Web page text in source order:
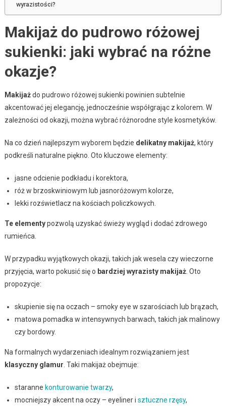
wyrazistości?
Makijaż do pudrowo różowej
sukienki: jaki wybrać na różne
okazje?
Makijażdo pudrowo różowej sukienki powinien subtelnie
akcentować jej elegancję, jednocześnie współgrając z kolorem. W
zależności od okazji, można wybrać różnorodne style kosmetyków.
Na co dzień najlepszym wyborem będzie delikatny makijaż, który
podkreśli naturalne piękno. Oto kluczowe elementy:
jasne odcienie podkładu i korektora,
róż w brzoskwiniowym lub jasnoróżowym kolorze,
lekki rozświetlacz na kościach policzkowych.
Te elementypozwolą uzyskać świeży wygląd i dodać zdrowego
rumieńca.
W przypadku wyjątkowych okazji, takich jak wesela czy wieczorne
przyjęcia, warto pokusić się o bardziej wyrazisty makijaż. Oto
propozycje:
skupienie się na oczach – smoky eye w szarościach lub brązach,
matowa pomadka w intensywnych barwach, takich jak malinowy
czy bordowy.
Na formalnych wydarzeniach idealnym rozwiązaniem jest
klasyczny glamur. Taki makijaż obejmuje:
staranne konturowanie twarzy,
mocniejszy akcent na oczy – eyeliner i sztuczne rzęsy,